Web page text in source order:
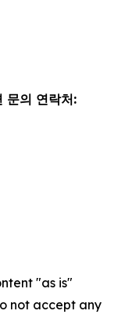
의 연락처:
"as is"
not accept any